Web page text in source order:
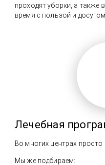
проходят уборки, а также
время с пользой и досугом.
Лечебная
Во многих центрах просто
Мы же подбираем: